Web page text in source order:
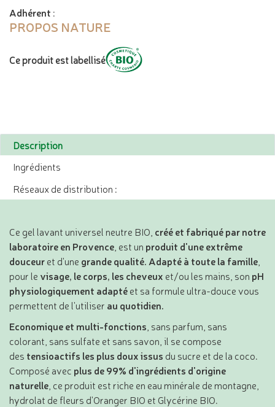
Adhérent :
PROPOS NATURE
Ce produit est labellisé
Description
Ingrédients
Réseaux de distribution :
Ce gel lavant universel neutre BIO, créé et fabriqué par notre
laboratoire en Provence , est un produit d'une extrême
douceuret d'une grande qualité. Adapté à toute la famille
pour le visage, le corps, les cheveux et/ou les mains, son pH
physiologiquement adaptéet sa formule ultra-douce vous
permettent de l'utiliser au quotidien.
Economique et multi-fonctions , sans parfum, sans
colorant, sans sulfate et sans savon, il se compose
des tensioactifs les plus doux issus du sucre et de la coco.
Composé avec plus de 99% d'ingrédients d'origine
naturelle , ce produit est riche en eau minérale de montagne,
hydrolat de fleurs d'Oranger BIO et Glycérine BIO.